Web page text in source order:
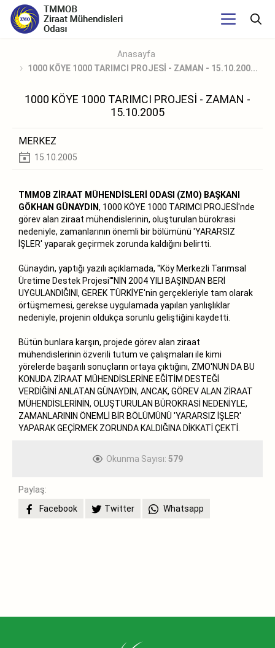
Anasayfa
1000 KÖYE 1000 TARIMCI PROJESİ - ZAMAN - 15.10.200...
1000 KÖYE 1000 TARIMCI PROJESİ - ZAMAN -
15.10.2005
MERKEZ
15.10.2005
TMMOB ZİRAAT MÜHENDİSLERİ ODASI (ZMO) BAŞKANI
GÖKHAN GÜNAYDIN, 1000 KÖYE 1000 TARIMCI PROJESİ'nde
görev alan ziraat mühendislerinin, oluşturulan bürokrasi
nedeniyle, zamanlarının önemli bir bölümünü 'YARARSIZ
İŞLER' yaparak geçirmek zorunda kaldığını belirtti.
Günaydın, yaptığı yazılı açıklamada, ''Köy Merkezli Tarımsal
Üretime Destek Projesi'''NİN 2004 YILI BAŞINDAN BERİ
UYGULANDIĞINI, GEREK TÜRKİYE'nin gerçekleriyle tam olarak
örtüşmemesi, gerekse uygulamada yapılan yanlışlıklar
nedeniyle, projenin oldukça sorunlu geliştiğini kaydetti.
Bütün bunlara karşın, projede görev alan ziraat
mühendislerinin özverili tutum ve çalışmaları ile kimi
yörelerde başarılı sonuçların ortaya çıktığını, ZMO'NUN DA BU
KONUDA ZİRAAT MÜHENDİSLERİNE EĞİTİM DESTEĞİ
VERDİĞİNİ ANLATAN GÜNAYDIN, ANCAK, GÖREV ALAN ZİRAAT
MÜHENDİSLERİNİN, OLUŞTURULAN BÜROKRASİ NEDENİYLE,
ZAMANLARININ ÖNEMLİ BİR BÖLÜMÜNÜ 'YARARSIZ İŞLER'
YAPARAK GEÇİRMEK ZORUNDA KALDIĞINA DİKKATİ ÇEKTİ.
Okunma Sayısı: 579
Paylaş:
Facebook
Twitter Whatsapp